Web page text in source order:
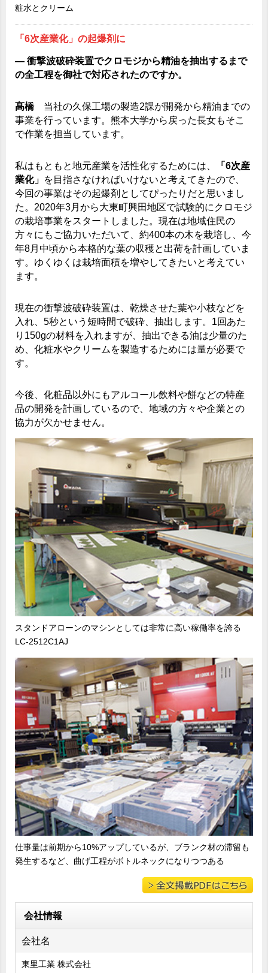
粧水とクリーム
「6次産業化」の起爆剤に
― 衝撃波破砕装置でクロモジから精油を抽出するまで
の全工程を御社で対応されたのですか。
髙橋当社の久保工場の製造2課が開発から精油までの
事業を行っています。熊本大学から戻った長女もそこ
で作業を担当しています。
私はもともと地元産業を活性化するためには、
「6次産
業化」 を目指さなければいけないと考えてきたので、
今回の事業はその起爆剤としてぴったりだと思いまし
た。2020年3月から大東町興田地区で試験的にクロモジ
の栽培事業をスタートしました。現在は地域住民の
方々にもご協力いただいて、約400本の木を栽培し、今
年8月中頃から本格的な葉の収穫と出荷を計画していま
す。ゆくゆくは栽培面積を増やしてきたいと考えてい
ます。
現在の衝撃波破砕装置は、乾燥させた葉や小枝などを
入れ、5秒という短時間で破砕、抽出します。1回あた
り150gの材料を入れますが、抽出できる油は少量のた
め、化粧水やクリームを製造するためには量が必要で
す。
今後、化粧品以外にもアルコール飲料や餅などの特産
品の開発を計画しているので、地域の方々や企業との
協力が欠かせません。
スタンドアローンのマシンとしては非常に高い稼働率を誇る
LC-2512C1AJ
仕事量は前期から10%アップしているが、ブランク材の滞留も
発生するなど、曲げ工程がボトルネックになりつつある
会社情報
会社名
東里工業 株式会社